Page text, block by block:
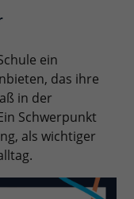
ein
das ihre
in der
Schwerpunkt
als wichtiger